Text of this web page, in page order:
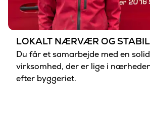
LOKALT NÆRVÆR OG
Du får et samarbejde med en
virksomhed, der er lige i
efter byggeriet.